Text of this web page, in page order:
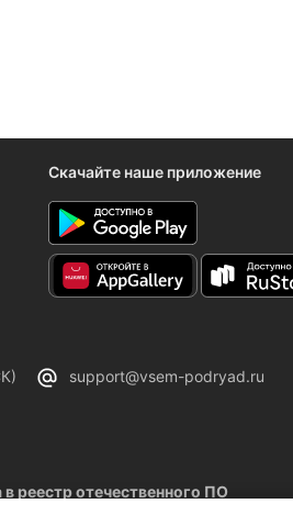
Скачайте наше приложение
support@vsem-podryad.ru
реестр отечественного ПО